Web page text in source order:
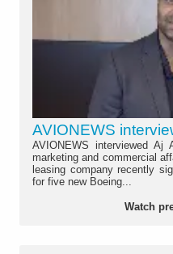
AVIONEWS
AVIONEWS interviewed Aj
marketing and commercial
leasing company recently
for five new Boeing...
Watch